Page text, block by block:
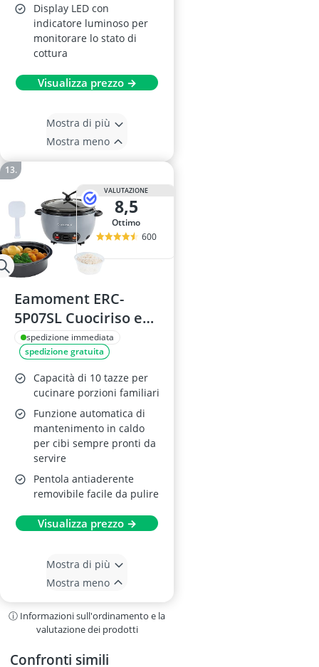
Display LED con
indicatore luminoso per
monitorare lo stato di
cottura
Visualizza prezzo →
Mostra di più
Mostra meno
VALUTAZIONE
8,5
Ottimo
600
Eamoment ERC-
5P07SL Cuociriso e
Vaporiera 1L
spedizione immediata
spedizione gratuita
Capacità di 10 tazze per
cucinare porzioni familiari
Funzione automatica di
mantenimento in caldo
per cibi sempre pronti da
servire
Pentola antiaderente
removibile facile da pulire
Visualizza prezzo →
Mostra di più
Mostra meno
ⓘ Informazioni sull'ordinamento e la
valutazione dei prodotti
Confronti simili